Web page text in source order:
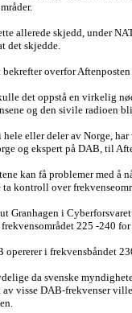
allerede skjedd, under
det skjedde.
bekrefter overfor
det oppstå en virkelig
og den sivile radioen
eller deler av Norge,
og ekspert på DAB, til
kan få problemer med å
kontroll over
Granhagen i
225 -240
opererer i frekvensbåndet
da svenske
av visse DAB-frekvenser